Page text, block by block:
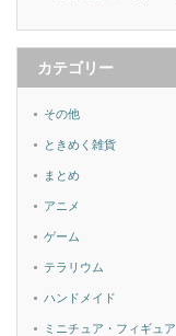
カテゴリー
その他
ときめく雑貨
まとめ
アニメ
ゲーム
テラリウム
ハンドメイド
ミニチュア・フィギュア